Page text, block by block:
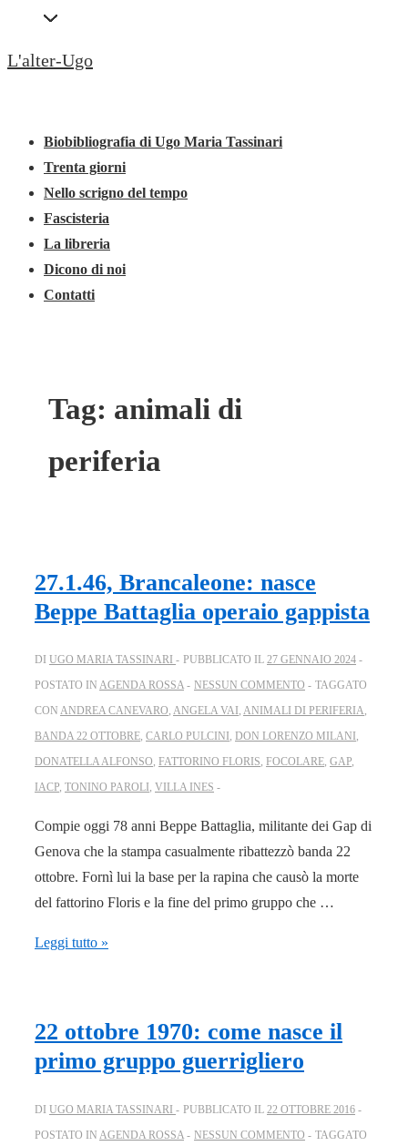
al
Secondary
L'alter-Ugo
principaleBiobibliografia di Ugo Maria Tassinari
Trenta giorni
Nello scrigno del tempo
Fascisteria
La libreria
Dicono di noi
Contatti
Tag: animali di
periferia
27.1.46, Brancaleone: nasce
Beppe Battaglia operaio gappista
DI UGO MARIA TASSINARI PUBBLICATO IL 27 GENNAIO 2024
POSTATO IN AGENDA ROSSA NESSUN COMMENTO
TAGGATO
CON ANDREA CANEVARO, ANGELA VAI , ANIMALI DI PERIFERIA,
BANDA 22 OTTOBRE, CARLO PULCINI , DON LORENZO MILANI ,
DONATELLA ALFONSO, FATTORINO FLORIS, FOCOLARE, GAP,
IACP, TONINO PAROLI , VILLA INES
Compie oggi 78 anni Beppe Battaglia, militante dei Gap di
Genova che la stampa casualmente ribattezzò banda 22
ottobre. Fornì lui la base per la rapina che causò la morte
del fattorino Floris e la fine del primo gruppo che …
27.1.46,
Battaglia
operaio
Leggi tutto »
22 ottobre 1970: come nasce il
primo gruppo guerrigliero
DI UGO MARIA TASSINARI PUBBLICATO IL 22 OTTOBRE 2016
POSTATO IN AGENDA ROSSA NESSUN COMMENTO
TAGGATO